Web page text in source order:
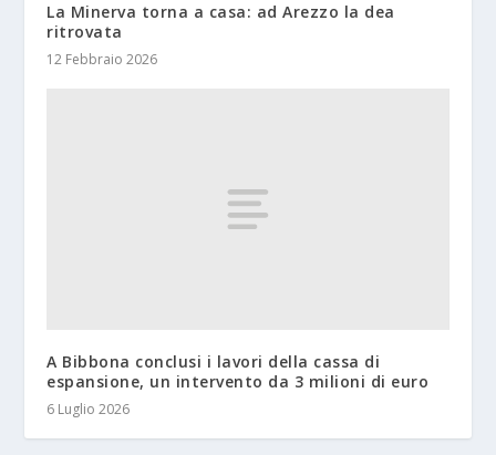
La Minerva torna a casa: ad Arezzo la dea
ritrovata
12 Febbraio 2026
A Bibbona conclusi i lavori della cassa di
espansione, un intervento da 3 milioni di euro
6 Luglio 2026